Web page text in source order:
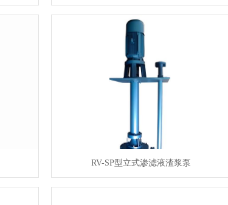
RV-SP型立式渗滤液渣浆泵